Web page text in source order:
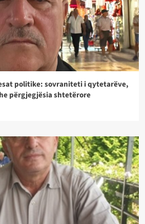
politike: sovraniteti i qytetarëve,
përgjegjësia shtetërore